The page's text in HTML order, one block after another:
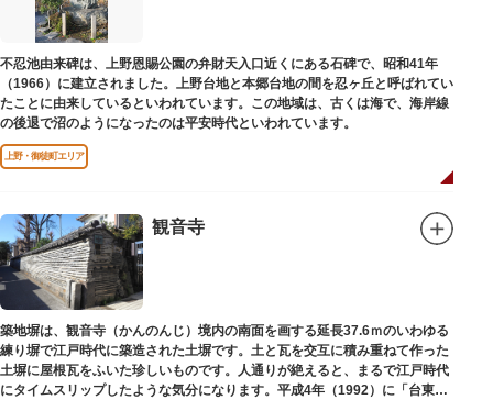
不忍池由来碑は、上野恩賜公園の弁財天入口近くにある石碑で、昭和41年
（1966）に建立されました。上野台地と本郷台地の間を忍ヶ丘と呼ばれてい
たことに由来しているといわれています。この地域は、古くは海で、海岸線
の後退で沼のようになったのは平安時代といわれています。
上野・御徒町エリア
観音寺
築地塀は、観音寺（かんのんじ）境内の南面を画する延長37.6ｍのいわゆる
練り塀で江戸時代に築造された土塀です。土と瓦を交互に積み重ねて作った
土塀に屋根瓦をふいた珍しいものです。人通りが絶えると、まるで江戸時代
にタイムスリップしたような気分になります。平成4年（1992）に「台東区